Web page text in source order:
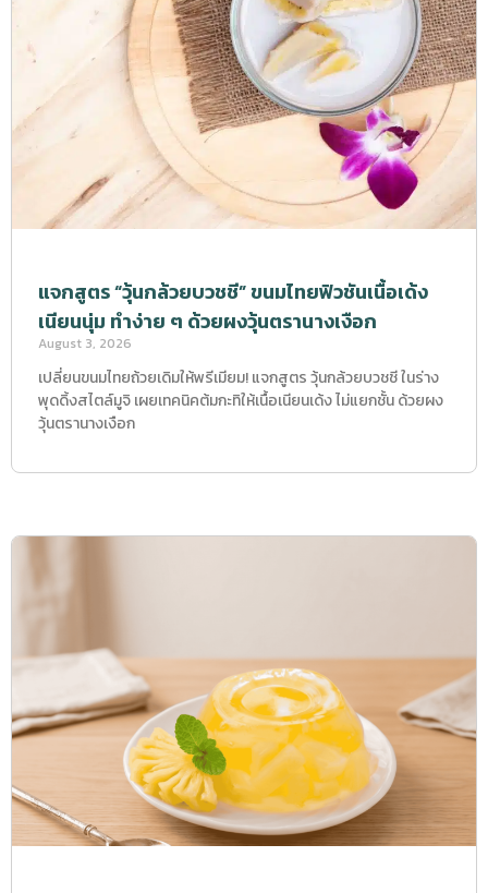
แจกสูตร “วุ้นกล้วยบวชชี” ขนมไทยฟิวชันเนื้อเด้ง
เนียนนุ่ม ทำง่าย ๆ ด้วยผงวุ้นตรานางเงือก
August 3, 2026
เปลี่ยนขนมไทยถ้วยเดิมให้พรีเมียม! แจกสูตร วุ้นกล้วยบวชชี ในร่าง
พุดดิ้งสไตล์มูจิ เผยเทคนิคต้มกะทิให้เนื้อเนียนเด้ง ไม่แยกชั้น ด้วยผง
วุ้นตรานางเงือก